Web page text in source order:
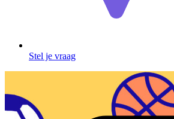
Stel je vraag